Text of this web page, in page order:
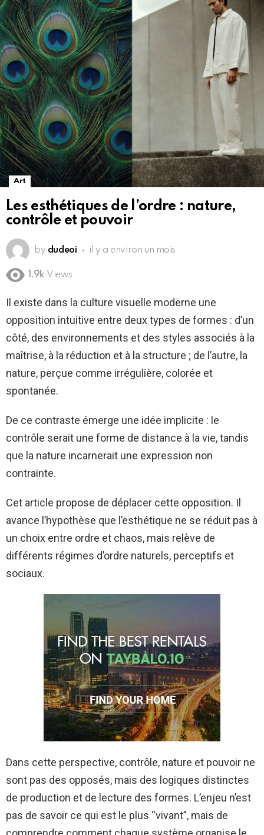
Art
Les esthétiques de l’ordre : nature,
contrôle et pouvoir
by dudeoi il y a environ un mois
1.9k Views
Il existe dans la culture visuelle moderne une
opposition intuitive entre deux types de formes : d’un
côté, des environnements et des styles associés à la
maîtrise, à la réduction et à la structure ; de l’autre, la
nature, perçue comme irrégulière, colorée et
spontanée.
De ce contraste émerge une idée implicite : le
contrôle serait une forme de distance à la vie, tandis
que la nature incarnerait une expression non
contrainte.
Cet article propose de déplacer cette opposition. Il
avance l’hypothèse que l’esthétique ne se réduit pas à
un choix entre ordre et chaos, mais relève de
différents régimes d’ordre naturels, perceptifs et
sociaux.
Dans cette perspective, contrôle, nature et pouvoir ne
sont pas des opposés, mais des logiques distinctes
de production et de lecture des formes. L’enjeu n’est
pas de savoir ce qui est le plus “vivant”, mais de